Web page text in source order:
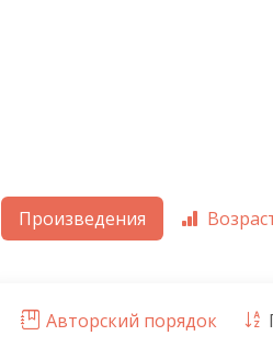
Произведения
Авторский порядок